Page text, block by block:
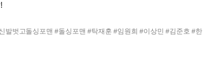
발벗고돌싱포맨 #돌싱포맨 #탁재훈 #임원희 #이상민 #김준호 #한